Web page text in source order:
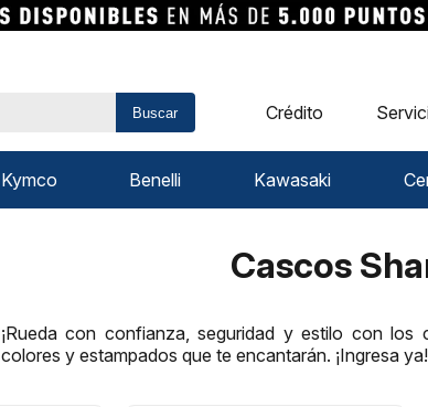
Buscar Crédito
Kymco Benelli Kawasaki
Cascos
¡Rueda con confianza, seguridad y estilo con
colores y estampados que te encantarán. ¡Ingresa ya!